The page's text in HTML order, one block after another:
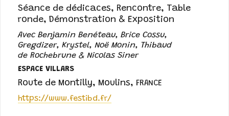
Séance de dédicaces, Rencontre, Table
ronde, Démonstration & Exposition
Avec Benjamin Benéteau, Brice Cossu,
Gregdizer, Krystel, Noë Monin, Thibaud
de Rochebrune & Nicolas Siner
ESPACE VILLARS
Route de Montilly, Moulins, FRANCE
https://www.festibd.fr/